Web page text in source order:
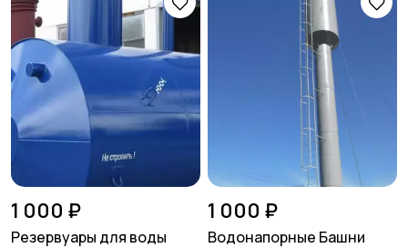
1 000 ₽
Резервуары для воды
1 000 ₽
Водонапорные Башни